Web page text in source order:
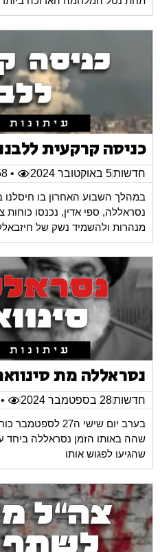
כניסה קרקעית
חדשות5 באוקטובר 2024
• 4,058
במהלך השבוע האחרון בו
נסראללה, ספי אדין, נכנסו כוחות
מנהרות ולהשמיד נשק של
נסראללה מת
חדשות28 בספטמבר 2024
• 5,142
בערב יום שישי ה27
שהה באותו הזמן נסראללה ביחד עם
שהגיעו לפגוש אותו